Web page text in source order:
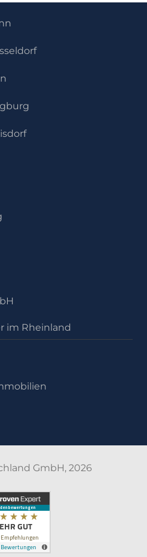
im Rheinland
GmbH, 2026